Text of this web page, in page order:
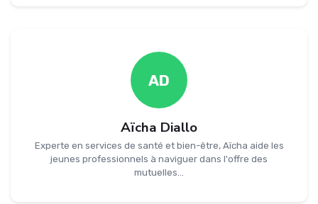
AD
Aïcha Diallo
Experte en services de santé et bien-être, Aïcha aide les
jeunes professionnels à naviguer dans l'offre des
mutuelles...